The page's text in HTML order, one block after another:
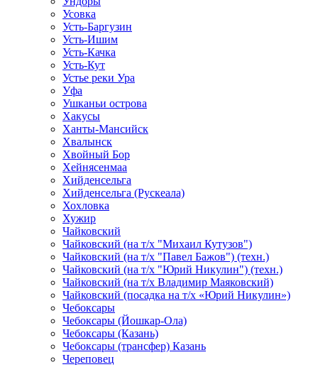
Усовка
Усть-Баргузин
Усть-Ишим
Усть-Качка
Усть-Кут
Устье реки Ура
Уфа
Ушканьи острова
Хакусы
Ханты-Мансийск
Хвалынск
Хвойный Бор
Хейнясенмаа
Хийденсельга
Хийденсельга (Рускеала)
Хохловка
Хужир
Чайковский
Чайковский (на т/х "Михаил Кутузов")
Чайковский (на т/х "Павел Бажов") (техн.)
Чайковский (на т/х "Юрий Никулин") (техн.)
Чайковский (на т/х Владимир Маяковский)
Чайковский (посадка на т/х «Юрий Никулин»)
Чебоксары
Чебоксары (Йошкар-Ола)
Чебоксары (Казань)
Чебоксары (трансфер) Казань
Череповец